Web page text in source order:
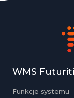
WMS Futuriti
Funkcje systemu